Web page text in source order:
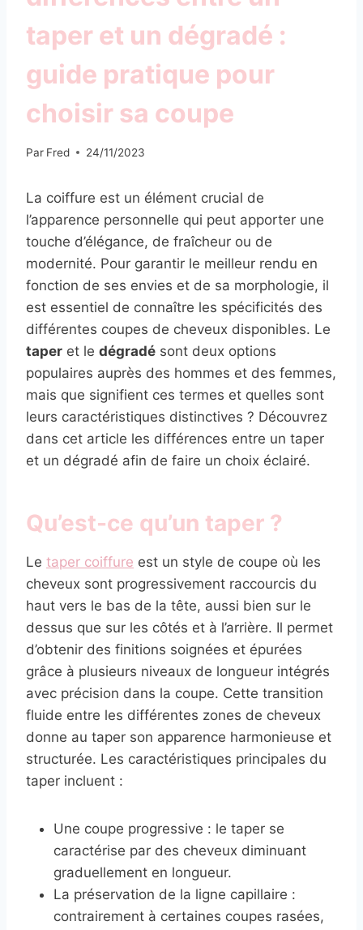
taper et un dégradé :
guide pratique pour
choisir sa coupe
Par Fred 24/11/2023
La coiffure est un élément crucial de
l’apparence personnelle qui peut apporter une
touche d’élégance, de fraîcheur ou de
modernité. Pour garantir le meilleur rendu en
fonction de ses envies et de sa morphologie, il
est essentiel de connaître les spécificités des
différentes coupes de cheveux disponibles. Le
taper et le dégradé sont deux options
populaires auprès des hommes et des femmes,
mais que signifient ces termes et quelles sont
leurs caractéristiques distinctives ? Découvrez
dans cet article les différences entre un taper
et un dégradé afin de faire un choix éclairé.
Qu’est-ce qu’un taper ?
Le taper coiffure est un style de coupe où les
cheveux sont progressivement raccourcis du
haut vers le bas de la tête, aussi bien sur le
dessus que sur les côtés et à l’arrière. Il permet
d’obtenir des finitions soignées et épurées
grâce à plusieurs niveaux de longueur intégrés
avec précision dans la coupe. Cette transition
fluide entre les différentes zones de cheveux
donne au taper son apparence harmonieuse et
structurée. Les caractéristiques principales du
taper incluent :
Une coupe progressive : le taper se
caractérise par des cheveux diminuant
graduellement en longueur.
La préservation de la ligne capillaire :
contrairement à certaines coupes rasées,